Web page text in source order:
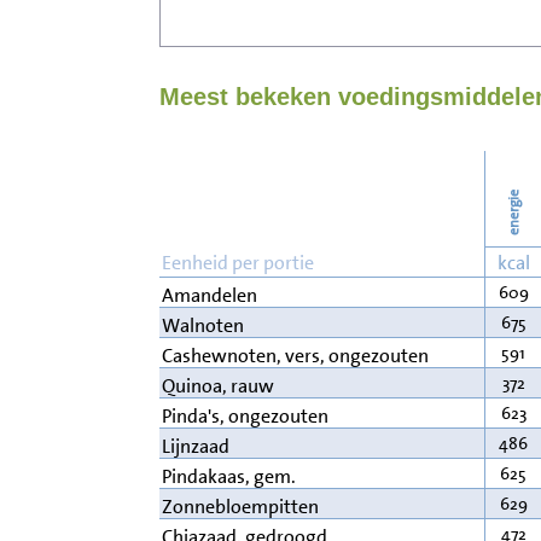
Meest bekeken
energie
Eenheid per portie kcal
Amandelen
609
Walnoten 675
Cashewnoten, vers, ongezouten 591
Quinoa, rauw 372
Pinda's, ongezouten 623
Lijnzaad 486
Pindakaas, gem. 625
Zonnebloempitten 629
472